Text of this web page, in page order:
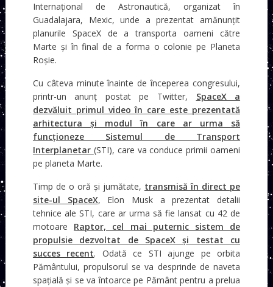
Internațional de Astronautică, organizat în
Guadalajara, Mexic, unde a prezentat amănunțit
planurile SpaceX de a transporta oameni către
Marte și în final de a forma o colonie pe Planeta
Roșie.
Cu câteva minute înainte de începerea congresului,
printr-un anunț postat pe Twitter, SpaceX a
dezvăluit primul video în care este prezentată
arhitectura și modul în care ar urma să
funcționeze Sistemul de Transport
Interplanetar (STI), care va conduce primii oameni
pe planeta Marte.
Timp de o oră și jumătate, transmisă în direct pe
site-ul SpaceX, Elon Musk a prezentat detalii
tehnice ale STI, care ar urma să fie lansat cu 42 de
motoare Raptor, cel mai puternic sistem de
propulsie dezvoltat de SpaceX și testat cu
succes recent. Odată ce STI ajunge pe orbita
Pământului, propulsorul se va desprinde de naveta
spațială și se va întoarce pe Pământ pentru a prelua